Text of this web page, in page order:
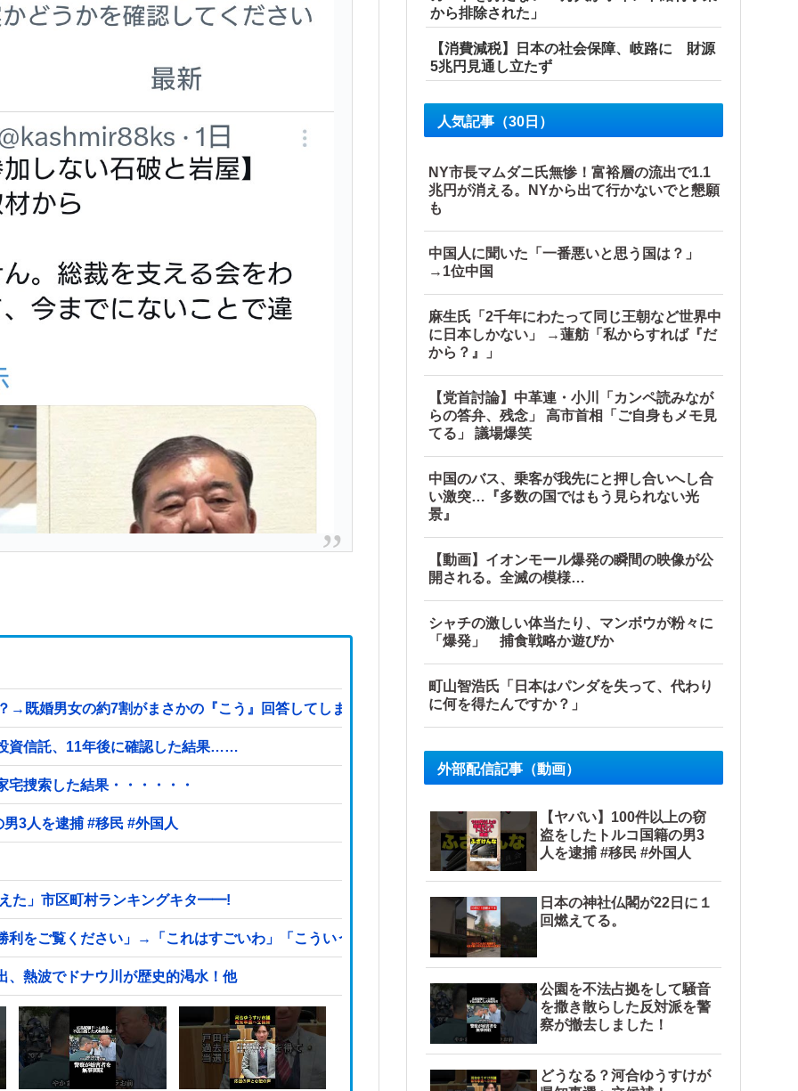
→既婚男女の約7割がまさかの『こう』回答してしまうw w w w w w w w
資信託、11年後に確認した結果……
捜索した結果・・・・・・
【ヤバい】100件以上の窃盗をしたトルコ国籍の男3人を逮捕 #移民 #外国人
た」市区町村ランキングキタ━━!
をご覧ください」→「これはすごいわ」「こういうのを見ると日本人は何か適当に作る感じがしない・...
、熱波でドナウ川が歴史的渇水！他
から排除された」
【消費減税】日本の社会保障、岐路に 財源
5兆円見通し立たず
人気記事（30日）
NY市長マムダニ氏無惨！富裕層の流出で1.1
兆円が消える。NYから出て行かないでと懇願
も
中国人に聞いた「一番悪いと思う国は？」
→1位中国
麻生氏「2千年にわたって同じ王朝など世界中
に日本しかない」 →蓮舫「私からすれば『だ
から？』」
【党首討論】中革連・小川「カンペ読みなが
らの答弁、残念」 高市首相「ご自身もメモ見
てる」 議場爆笑
中国のバス、乗客が我先にと押し合いへし合
い激突…『多数の国ではもう見られない光
景』
【動画】イオンモール爆発の瞬間の映像が公
開される。全滅の模様…
シャチの激しい体当たり、マンボウが粉々に
「爆発」 捕食戦略か遊びか
町山智浩氏「日本はパンダを失って、代わり
に何を得たんですか？」
外部配信記事（動画）
【ヤバい】100件以上の窃
盗をしたトルコ国籍の男3
人を逮捕 #移民 #外国人
日本の神社仏閣が22日に１
回燃えてる。
公園を不法占拠をして騒音
を撒き散らした反対派を警
察が撤去しました！
どうなる？河合ゆうすけが